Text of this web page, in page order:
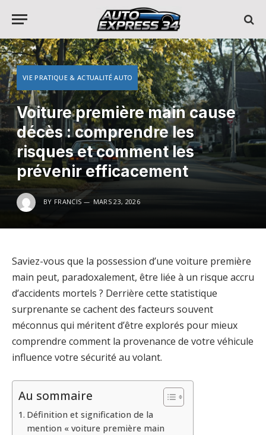
VIE PRATIQUE & ACTUALITÉ AUTO
Voiture première main cause
décès : comprendre les
risques et comment les
prévenir efficacement
BY FRANCIS MARS 23, 2026
Saviez-vous que la possession d’une voiture première
main peut, paradoxalement, être liée à un risque accru
d’accidents mortels ? Derrière cette statistique
surprenante se cachent des facteurs souvent
méconnus qui méritent d’être explorés pour mieux
comprendre comment la provenance de votre véhicule
influence votre sécurité au volant.
Au sommaire
Définition et signification de la
mention « voiture première main